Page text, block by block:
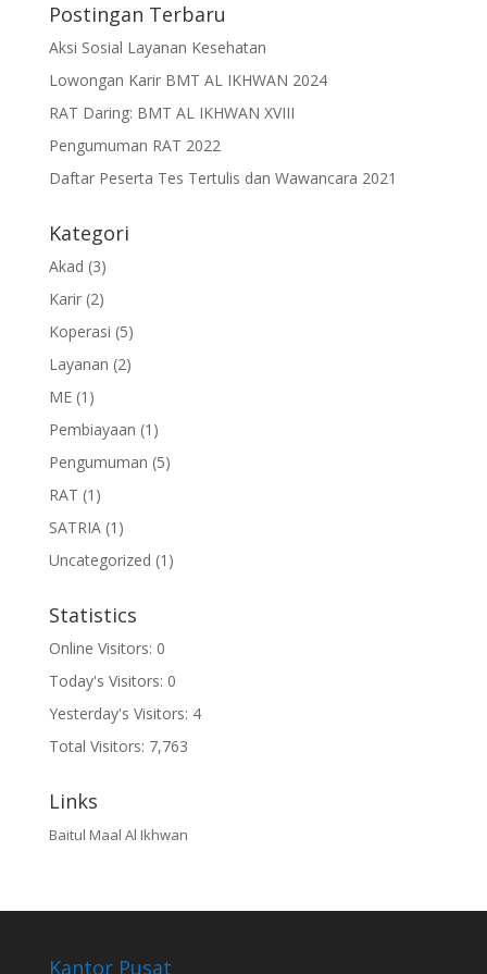
Postingan Terbaru
Aksi Sosial Layanan Kesehatan
Lowongan Karir BMT AL IKHWAN 2024
RAT Daring: BMT AL IKHWAN XVIII
Pengumuman RAT 2022
Daftar Peserta Tes Tertulis dan Wawancara 2021
Kategori
Akad (3)
Karir(2)
Koperasi (5)
Layanan (2)
ME(1)
Pembiayaan (1)
Pengumuman (5)
RAT (1)
SATRIA(1)
Uncategorized (1)
Statistics
Online Visitors: 0
Today's Visitors: 0
Yesterday's Visitors: 4
Total Visitors: 7,763
Links
Baitul Maal Al Ikhwan
Kantor Pusat